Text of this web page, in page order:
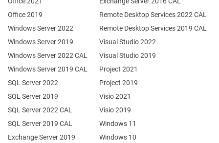
Office 2019
Windows Server 2022
Windows Server 2019
Exchange Server 2019
SQL Server 2022
SQL Server 2019
Windows Server 2022 CAL
Windows Server 2019 CAL
SQL Server 2022 CAL
SQL Server 2019 CAL
Remote Desktop Services 2022 CAL
Remote Desktop Services 2019 CAL
Visual Studio 2022
Visual Studio 2019
Project 2021
Project 2019
Visio 2021
Visio 2019
Windows 11
Windows 10